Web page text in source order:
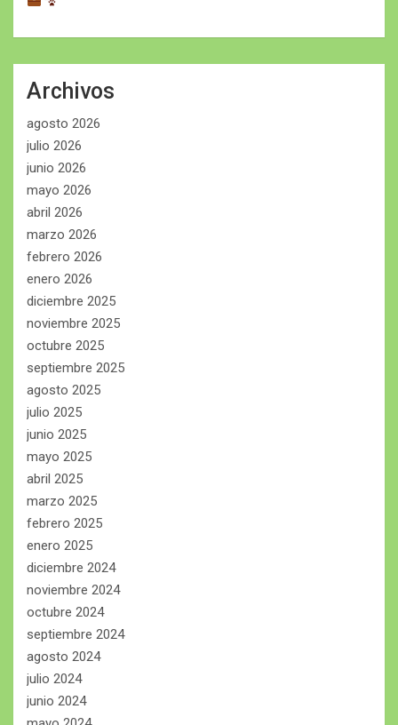
Archivos
agosto 2026
julio 2026
junio 2026
mayo 2026
abril 2026
marzo 2026
febrero 2026
enero 2026
diciembre 2025
noviembre 2025
octubre 2025
septiembre 2025
agosto 2025
julio 2025
junio 2025
mayo 2025
abril 2025
marzo 2025
febrero 2025
enero 2025
diciembre 2024
noviembre 2024
octubre 2024
septiembre 2024
agosto 2024
julio 2024
junio 2024